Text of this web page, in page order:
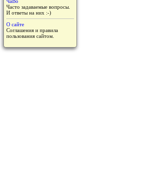
Часто задаваемые вопросы.
И ответы на них :-)
О сайте
Соглашения и правила
пользования сайтом.